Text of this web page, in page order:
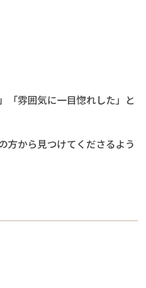
「雰囲気に一目惚れした」と
方から見つけてくださるよう